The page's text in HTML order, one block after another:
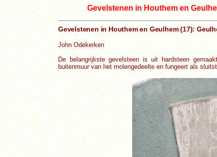
Gevelstenen in Houthem en
Gevelstenen in Houthem en Geulhem (17):
John Odekerken
De belangrijkste gevelsteen is uit hardsteen
buitenmuur van het molengedeelte en fungeert als